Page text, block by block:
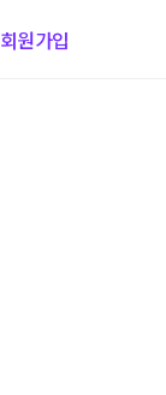
회원가입